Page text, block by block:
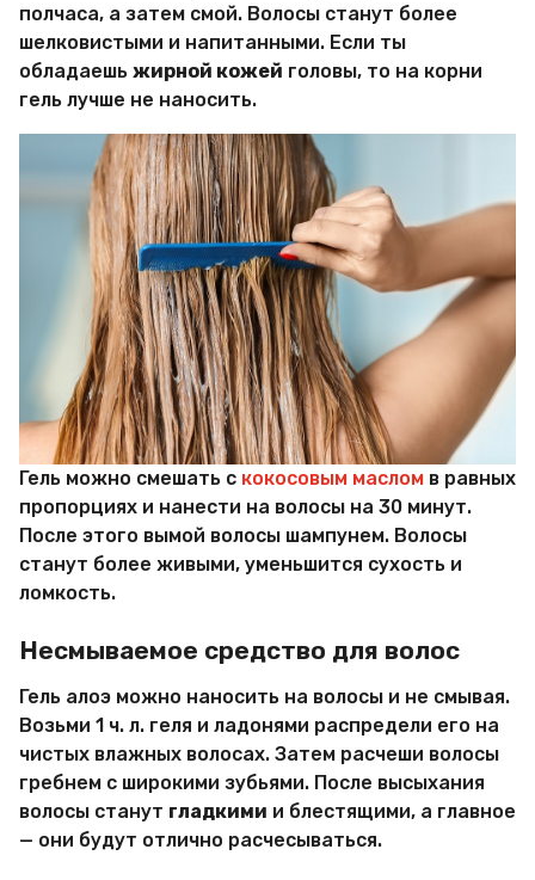
полчаса, а затем смой. Волосы станут более
шелковистыми и напитанными. Если ты
обладаешь жирной кожей головы, то на корни
гель лучше не наносить.
Гель можно смешать с кокосовым маслом в равных
пропорциях и нанести на волосы на 30 минут.
После этого вымой волосы шампунем. Волосы
станут более живыми, уменьшится сухость и
ломкость.
Несмываемое средство для волос
Гель алоэ можно наносить на волосы и не смывая.
Возьми 1 ч. л. геля и ладонями распредели его на
чистых влажных волосах. Затем расчеши волосы
гребнем с широкими зубьями. После высыхания
волосы станут гладкими и блестящими, а главное
— они будут отлично расчесываться.